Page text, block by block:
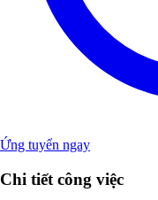
Ứng tuyển ngay
Chi tiết công việc